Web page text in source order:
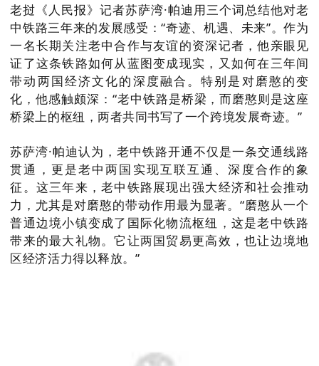
老挝《人民报》记者苏萨湾·帕迪用三个词总结他对老
中铁路三年来的发展感受：“奇迹、机遇、未来”。作为
一名长期关注老中合作与友谊的资深记者，他亲眼见
证了这条铁路如何从蓝图变成现实，又如何在三年间
带动两国经济文化的深度融合。特别是对磨憨的变
化，他感触颇深：“老中铁路是桥梁，而磨憨则是这座
桥梁上的枢纽，两者共同书写了一个跨境发展奇迹。”
苏萨湾·帕迪认为，老中铁路开通不仅是一条交通线路
贯通，更是老中两国实现互联互通、深度合作的象
征。这三年来，老中铁路展现出强大经济和社会推动
力，尤其是对磨憨的带动作用最为显著。“磨憨从一个
普通边境小镇变成了国际化物流枢纽，这是老中铁路
带来的最大礼物。它让两国贸易更高效，也让边境地
区经济活力得以释放。”